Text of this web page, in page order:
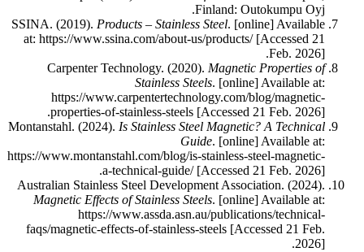
Finland: Outokumpu Oyj.
SSINA. (2019). Products – Stainless Steel. [online] Available
at: https://www.ssina.com/about-us/products/ [Accessed 21
Feb. 2026].
Carpenter Technology. (2020). Magnetic Properties of
Stainless Steels. [online] Available at:
https://www.carpentertechnology.com/blog/magnetic-
properties-of-stainless-steels [Accessed 21 Feb. 2026].
Montanstahl. (2024). Is Stainless Steel Magnetic? A Technical
Guide. [online] Available at:
https://www.montanstahl.com/blog/is-stainless-steel-magnetic-
a-technical-guide/ [Accessed 21 Feb. 2026].
Australian Stainless Steel Development Association. (2024).
Magnetic Effects of Stainless Steels. [online] Available at:
https://www.assda.asn.au/publications/technical-
faqs/magnetic-effects-of-stainless-steels [Accessed 21 Feb.
2026].